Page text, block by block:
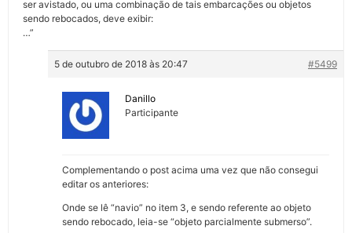
ser avistado, ou uma combinação de tais embarcações ou objetos
sendo rebocados, deve exibir:
…”
5 de outubro de 2018 às 20:47 #5499
Danillo
Participante
Complementando o post acima uma vez que não consegui
editar os anteriores:
Onde se lê “navio” no item 3, e sendo referente ao objeto
sendo rebocado, leia-se “objeto parcialmente submerso”.